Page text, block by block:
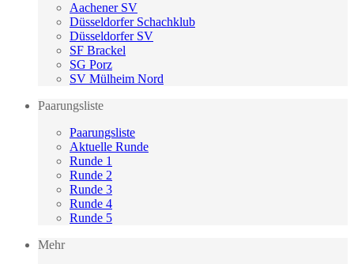
Aachener SV
Düsseldorfer Schachklub
Düsseldorfer SV
SF Brackel
SG Porz
SV Mülheim Nord
Paarungsliste
Paarungsliste
Aktuelle Runde
Runde 1
Runde 2
Runde 3
Runde 4
Runde 5
Mehr